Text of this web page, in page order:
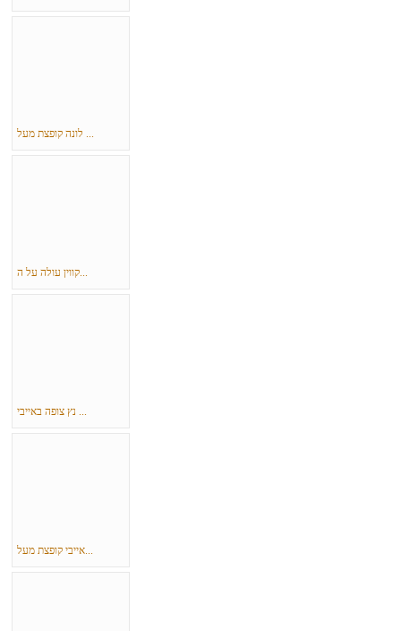
לונה קופצת מעל ...
קווין עולה על ה...
נץ צופה באייבי ...
אייבי קופצת מעל...